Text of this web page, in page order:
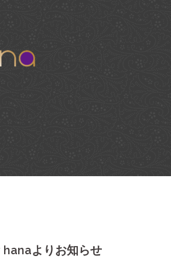
よりお知らせ